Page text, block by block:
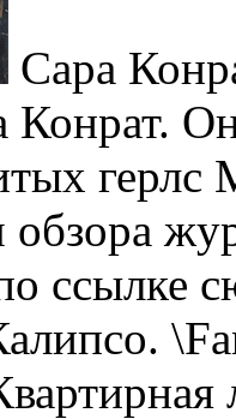
Сара
герлс
обзора
ссылке